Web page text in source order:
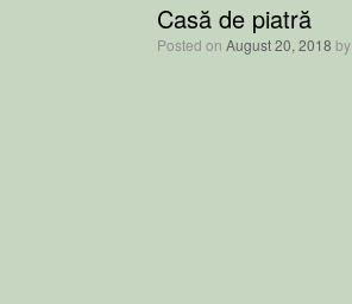
Casă de piatră
Posted on August 20, 2018 by